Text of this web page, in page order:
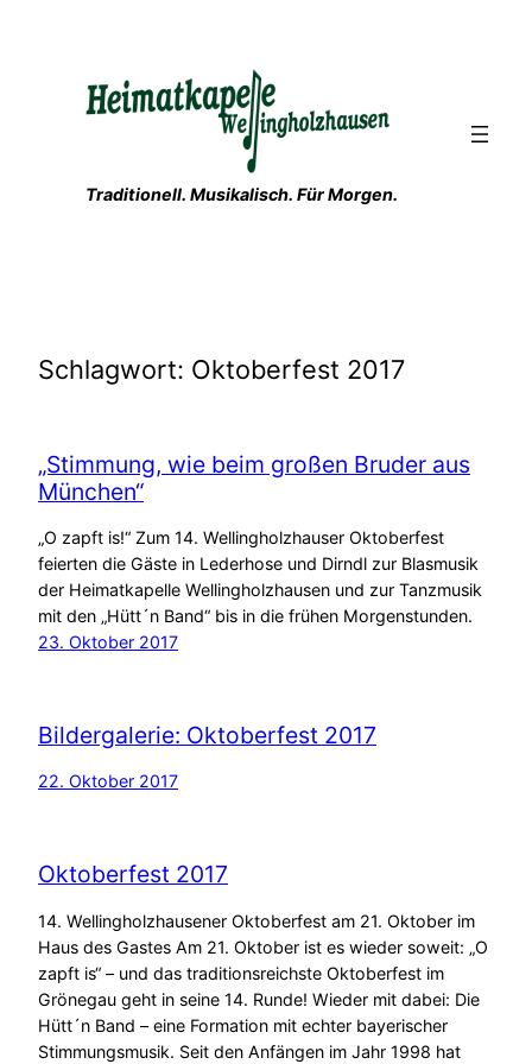
Traditionell. Musikalisch. Für Morgen.
Schlagwort: Oktoberfest 2017
„Stimmung, wie beim großen Bruder aus
München“
„O zapft is!“ Zum 14. Wellingholzhauser Oktoberfest
feierten die Gäste in Lederhose und Dirndl zur Blasmusik
der Heimatkapelle Wellingholzhausen und zur Tanzmusik
mit den „Hütt´n Band“ bis in die frühen Morgenstunden.
23. Oktober 2017
Bildergalerie: Oktoberfest 2017
22. Oktober 2017
Oktoberfest 2017
14. Wellingholzhausener Oktoberfest am 21. Oktober im
Haus des Gastes Am 21. Oktober ist es wieder soweit: „O
zapft is“ – und das traditionsreichste Oktoberfest im
Grönegau geht in seine 14. Runde! Wieder mit dabei: Die
Hütt´n Band – eine Formation mit echter bayerischer
Stimmungsmusik. Seit den Anfängen im Jahr 1998 hat